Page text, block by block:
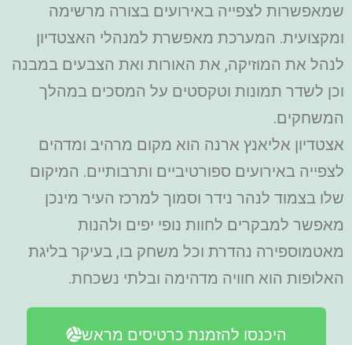
שמאפשרות לצפייה באירועים בצורה מרשימה
ומקצועית. המערכת מאפשרת למנהלי האצטדיון
לנהל את המוזיקה, את האורות ואת הצבעים במבנה
וכן לשדר תמונות וטקסטים על המסכים במהלך
המשחקים.
אצטדיון אליאנץ ארנה הוא מקום מרהיב ומדהים
לצפייה באירועים ספורטיביים ותרבותיים. המיקום
שלו בצמוד לנהר נידר וסמוך למרכז העיר מינכן
מאפשר למבקרים לחוות נופי יפים ולהנות
מאטמוספירה נהדרת וכל משחק בו, בעיקר בליגת
האלופות הוא חוויה מדהימה ובלתי נשכחת.
היכנסו להזמנת כרטיסים מראש